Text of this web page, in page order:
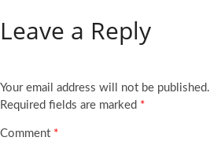
Leave a Reply
Your email address will not be published.
Required fields are marked *
Comment *